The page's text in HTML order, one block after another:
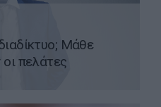
Μάθε
πελάτες